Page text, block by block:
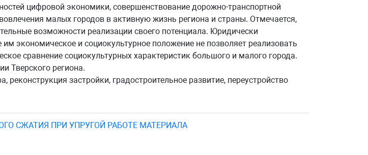
цифровой экономики, совершенствование дорожно-транспортной
малых городов в активную жизнь региона и страны. Отмечается,
возможности реализации своего потенциала. Юридически
экономическое и социокультурное положение не позволяет реализовать
сравнение социокультурных характеристик большого и малого города.
Тверского региона.
реконструкция застройки, градостроительное развитие, переустройство
СЖАТИЯ ПРИ УПРУГОЙ РАБОТЕ МАТЕРИАЛА